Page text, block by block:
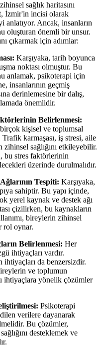
sağlık haritasını
İzmir'in incisi olarak
Ancak, insanların
oluşturan önemli bir unsur.
çıkarmak için adımlar:
Karşıyaka, tarih boyunca
noktası olmuştur. Bu
anlamak, psikoterapi için
insanlarının geçmiş
derinlemesine bir dalış,
önemlidir.
Belirlenmesi:
kişisel ve toplumsal
karmaşası, iş stresi, aile
sağlığını etkileyebilir.
bu stres faktörlerinin
üzerinde durulmalıdır.
Tespiti: Karşıyaka,
sahiptir. Bu yapı içinde,
yerel kaynak ve destek ağı
çizilirken, bu kaynakların
bireylerin zihinsel
rol oynar.
Belirlenmesi: Her
ihtiyaçları vardır.
ihtiyaçları da benzersizdir.
ve toplumun
ihtiyaçlara yönelik çözümler
Psikoterapi
verilere dayanarak
Bu çözümler,
desteklemek ve